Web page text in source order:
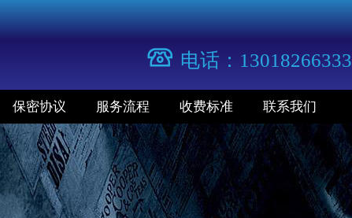
电话：13018266333
保密协议 服务流程 收费标准 联系我们